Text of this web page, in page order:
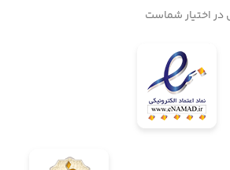
در اختیار شماست